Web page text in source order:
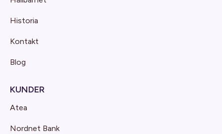
Historia
Kontakt
Blog
KUNDER
Atea
Nordnet Bank